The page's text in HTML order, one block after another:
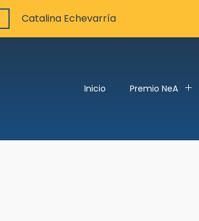
Catalina Echevarría
Inicio Premio NeA